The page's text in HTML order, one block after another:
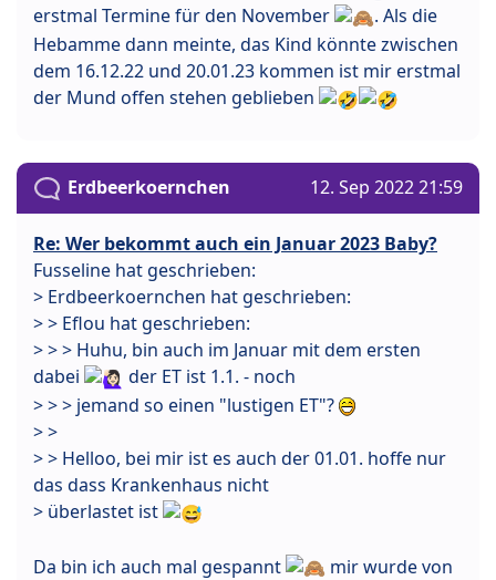
erstmal Termine für den November
. Als die
Hebamme dann meinte, das Kind könnte zwischen
dem 16.12.22 und 20.01.23 kommen ist mir erstmal
der Mund offen stehen geblieben
Erdbeerkoernchen 12. Sep 2022 21:59
Re: Wer bekommt auch ein Januar 2023 Baby?
Fusseline hat geschrieben:
> Erdbeerkoernchen hat geschrieben:
> > Eflou hat geschrieben:
> > > Huhu, bin auch im Januar mit dem ersten
dabei
der ET ist 1.1. - noch
> > > jemand so einen "lustigen ET"?
> >
> > Helloo, bei mir ist es auch der 01.01. hoffe nur
das dass Krankenhaus nicht
> überlastet ist
Da bin ich auch mal gespannt
mir wurde von